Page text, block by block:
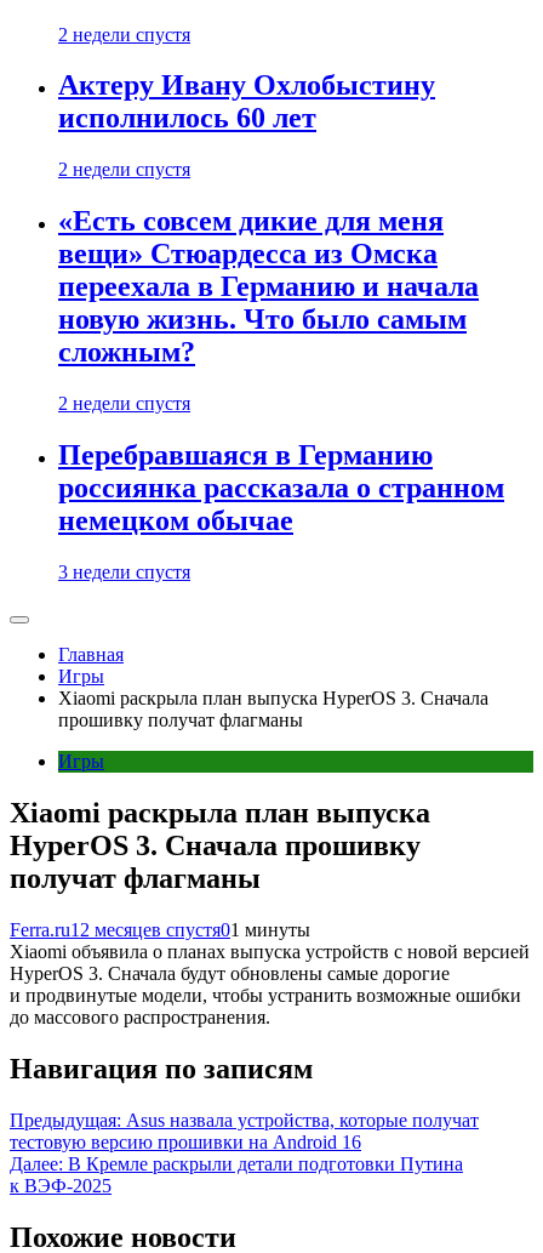
2 недели спустя
Актеру Ивану Охлобыстину
исполнилось 60 лет
2 недели спустя
«Есть совсем дикие для меня
вещи» Стюардесса из Омска
переехала в Германию и начала
новую жизнь. Что было самым
сложным?
2 недели спустя
Перебравшаяся в Германию
россиянка рассказала о странном
немецком обычае
3 недели спустя
Главная
Игры
Xiaomi раскрыла план выпуска HyperOS 3. Сначала
прошивку получат флагманы
Игры
Xiaomi раскрыла план выпуска
HyperOS 3. Сначала прошивку
получат флагманы
Ferra.ru12 месяцев спустя01 минуты
Xiaomi объявила о планах выпуска устройств с новой версией
HyperOS 3. Сначала будут обновлены самые дорогие
и продвинутые модели, чтобы устранить возможные ошибки
до массового распространения.
Навигация по записям
Предыдущая: Asus назвала устройства, которые получат
тестовую версию прошивки на Android 16
Далее: В Кремле раскрыли детали подготовки Путина
к ВЭФ-2025
Похожие новости